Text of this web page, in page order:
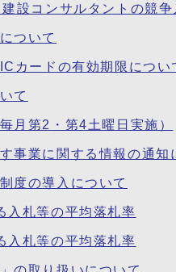
設コンサルタントの競
ついて
カードの有効期限につい
て
月第2・第4土曜日実施）
事業に関する情報の通知
度の導入について
札等の平均落札率
札等の平均落札率